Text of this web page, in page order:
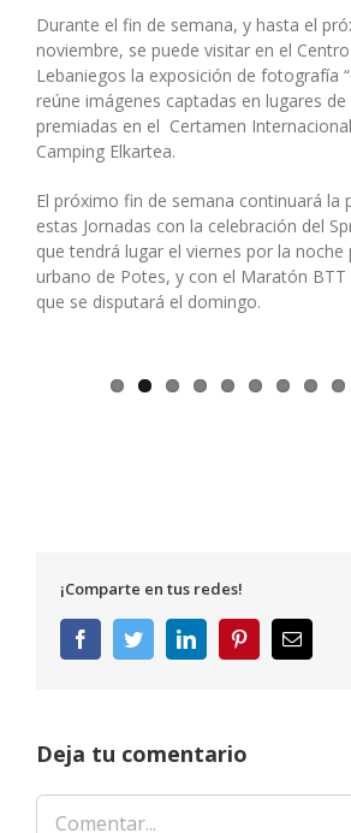
Durante el fin de semana, y hasta el
noviembre, se puede visitar en el
Lebaniegos la exposición de fotografía
reúne imágenes captadas en lugares
premiadas en el Certamen
Camping Elkartea.
El próximo fin de semana continuará la
estas Jornadas con la celebración del
que tendrá lugar el viernes por la noche
urbano de Potes, y con el Maratón BTT
que se disputará el domingo.
¡Comparte en tus redes!
FacebookTwitterLinkedInPinterestCorreo
Deja tu comentario
Comentar